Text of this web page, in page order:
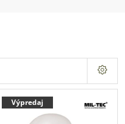
Výpredaj